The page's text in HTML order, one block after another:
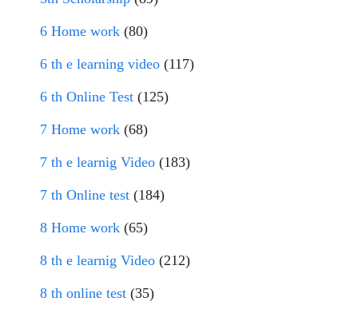
6 Home work (80)
6 th e learning video (117)
6 th Online Test (125)
7 Home work (68)
7 th e learnig Video (183)
7 th Online test (184)
8 Home work (65)
8 th e learnig Video (212)
8 th online test (35)